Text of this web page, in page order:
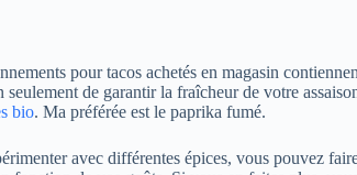
pour tacos achetés en magasin
de garantir la fraîcheur de votre
bio. Ma préférée est le paprika fumé.
avec différentes épices, vous pouvez